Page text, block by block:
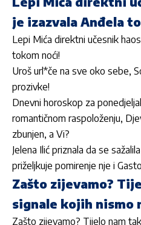
je izazvala Anđela
Lepi Mića direktni učesnik
tokom noći!
Uroš url*če na sve oko sebe,
prozivke!
Dnevni horoskop za
romantičnom raspoloženju,
zbunjen, a Vi?
Jelena Ilić priznala da se
priželjkuje pomirenje nje i
Zašto zijevamo?
signale kojih nismo
Zašto zijevamo? Tijelo nam